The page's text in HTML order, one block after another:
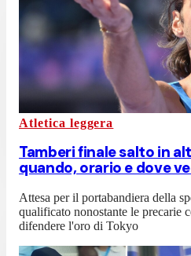
Atletica leggera
Tamberi finale salto in
quando, orario e dove
Attesa per il portabandiera della
qualificato nonostante le precarie
difendere l'oro di Tokyo